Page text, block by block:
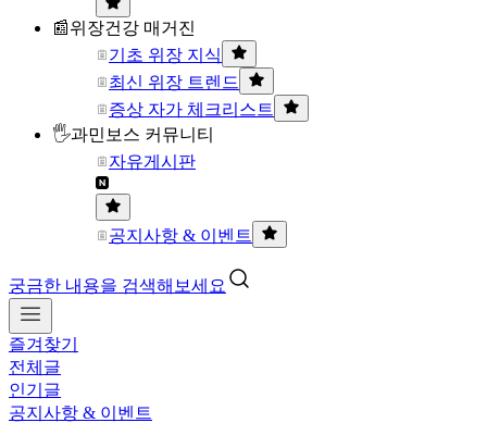
📰위장건강 매거진
기초 위장 지식
최신 위장 트렌드
증상 자가 체크리스트
🖐과민보스 커뮤니티
자유게시판
공지사항 & 이벤트
궁금한 내용을 검색해보세요
즐겨찾기
전체글
인기글
공지사항 & 이벤트